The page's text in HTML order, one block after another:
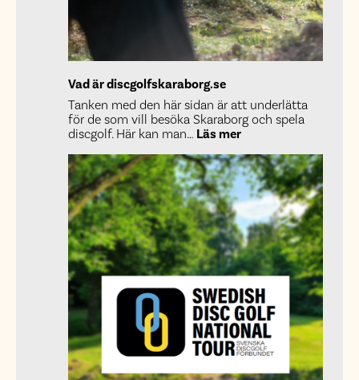
Vad är discgolfskaraborg.se
Tanken med den här sidan är att underlätta
för de som vill besöka Skaraborg och spela
discgolf. Här kan man… Läs mer:
är
discgolfskaraborg.se